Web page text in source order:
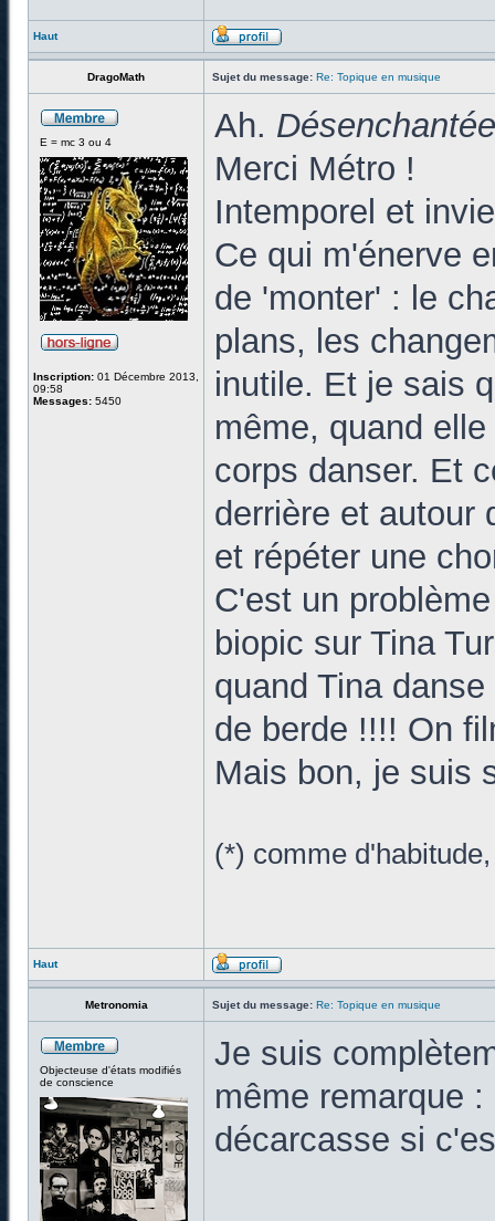
Haut
DragoMath Sujet du message: Re: Topique en musique
E = mc 3 ou 4
Inscription: 01 Décembre 2013,
09:58
Messages: 5450
Ah. Désenchantée
Merci Métro !
Intemporel et
Ce qui m'énerve
de 'monter' : le
plans, les
inutile. Et je sais
même, quand
corps danser. Et
derrière et autour
et répéter une
C'est un
biopic sur Tina
quand Tina
de berde !!!! On
Mais bon, je suis
(*) comme
Haut
Metronomia Sujet du message: Re: Topique en musique
Objecteuse d'états modifiés
de conscience
Je suis
même remarque
décarcasse si